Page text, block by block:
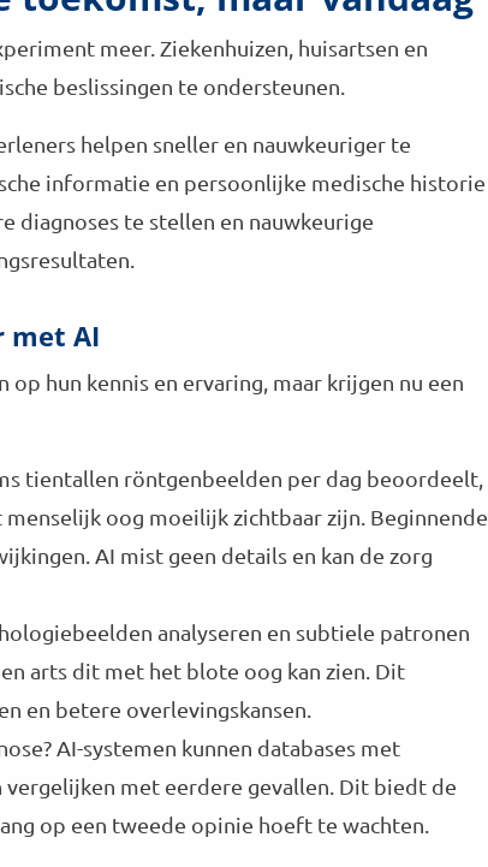
meer. Ziekenhuizen, huisartsen en
beslissingen te ondersteunen.
helpen sneller en nauwkeuriger te
informatie en persoonlijke medische historie
diagnoses te stellen en nauwkeurige
met AI
hun kennis en ervaring, maar krijgen nu een
tientallen röntgenbeelden per dag beoordeelt,
oog moeilijk zichtbaar zijn. Beginnende
AI mist geen details en kan de zorg
analyseren en subtiele patronen
arts dit met het blote oog kan zien. Dit
en betere overlevingskansen.
AI-systemen kunnen databases met
met eerdere gevallen. Dit biedt de
op een tweede opinie hoeft te wachten.